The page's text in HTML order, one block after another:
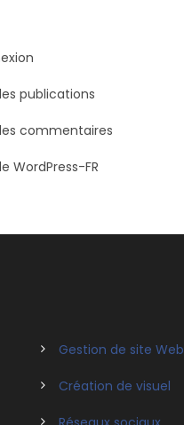
publications
commentaires
WordPress-FR
Gestion de site Web
Création de visuel